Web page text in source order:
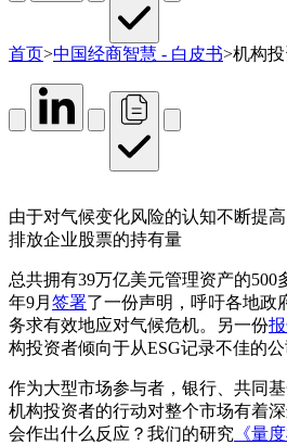
首页>中国经商智慧 - 白皮书>机构
由于对气候变化风险的认知不断提
排放企业股票的持有量
总共拥有39万亿美元管理资产的500
年9月 签署了一份声明，呼吁各地政
务求有效地应对气候危机。另一份
构投资者倾向于从ESG记录不佳的公
作为大型市场参与者，银行、共同
机构投资者的行动对整个市场有着
会作出什么反应？我们的研究 《量